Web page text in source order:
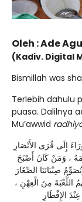
Oleh : Ade
(Kadiv. Digital
Bismillah was
Terlebih dahulu
puasa. Dalilnya
Mu’awwid
إِلَى قُرَى الأَنْصَارِ
، وَمَنْ كَانَ أَصْبَحَ
صِبْيَانَنَا الصِّغَارَ
اللُّعْبَةَ مِنَ الْعِهْنِ ،
الإِفْطَارِ